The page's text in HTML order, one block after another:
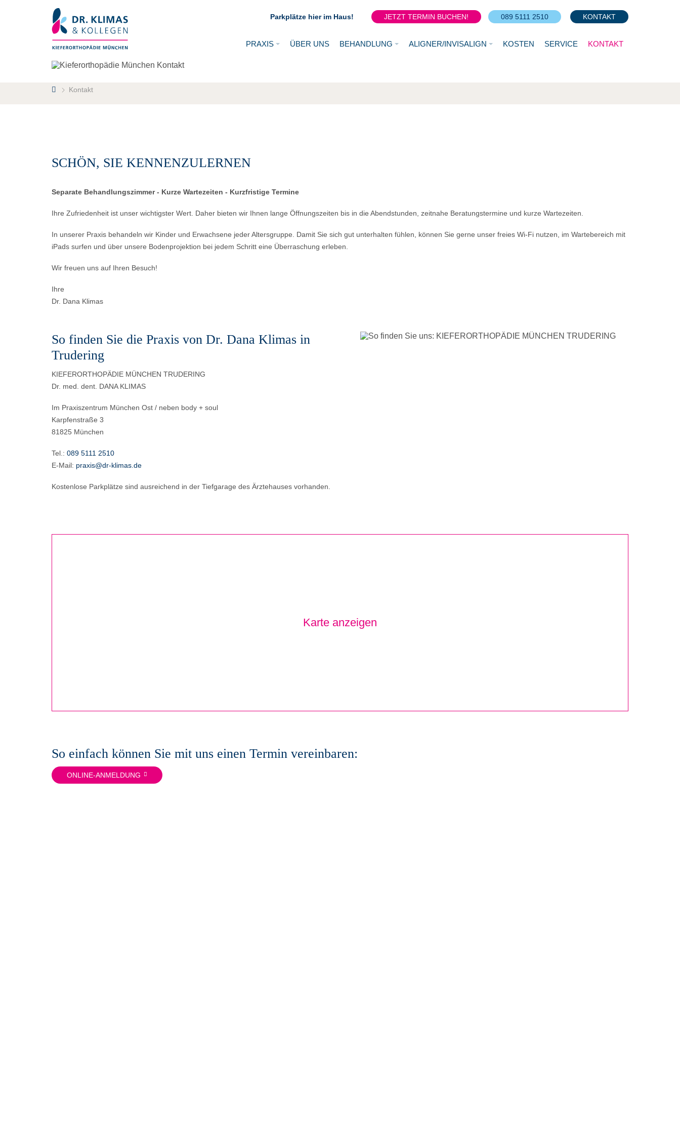
Parkplätze hier im Haus! JETZT TERMIN BUCHEN! 089 5111 2510 KONTAKT
PRAXIS ÜBER UNS BEHANDLUNG ALIGNER/INVISALIGN KOSTEN SERVICE KONTAKT
Kontakt
SCHÖN, SIE KENNENZULERNEN
Separate Behandlungszimmer - Kurze Wartezeiten - Kurzfristige Termine
Ihre Zufriedenheit ist unser wichtigster Wert. Daher bieten wir Ihnen lange Öffnungszeiten bis in die Abendstunden, zeitnahe Beratungstermine und kurze Wartezeiten.
In unserer Praxis behandeln wir Kinder und Erwachsene jeder Altersgruppe. Damit Sie sich gut unterhalten fühlen, können Sie gerne unser freies Wi-Fi nutzen, im Wartebereich mit
iPads surfen und über unsere Bodenprojektion bei jedem Schritt eine Überraschung erleben.
Wir freuen uns auf Ihren Besuch!
Ihre
Dr. Dana Klimas
So finden Sie die Praxis von Dr. Dana Klimas in
Trudering
KIEFERORTHOPÄDIE MÜNCHEN TRUDERING
Dr. med. dent. DANA KLIMAS
Im Praxiszentrum München Ost / neben body + soul
Karpfenstraße 3
81825 München
Tel.: 089 5111 2510
E-Mail: praxis@dr-klimas.de
Kostenlose Parkplätze sind ausreichend in der Tiefgarage des Ärztehauses vorhanden.
Karte anzeigen
So einfach können Sie mit uns einen Termin vereinbaren:
ONLINE-ANMELDUNG